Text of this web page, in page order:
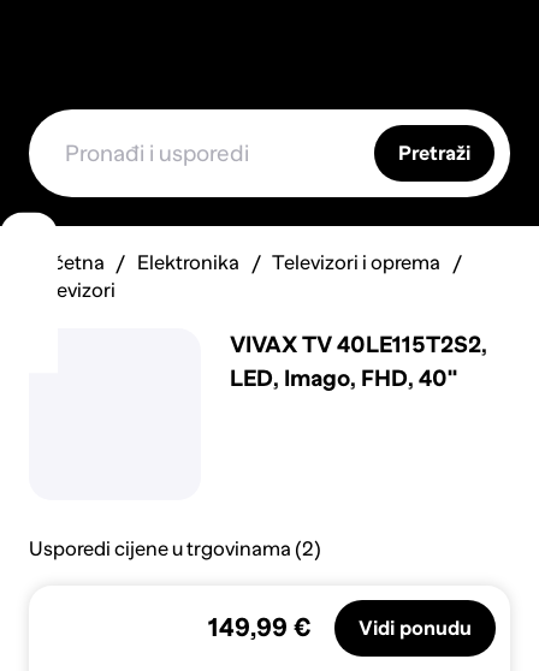
Pretraži
Početna Elektronika
Televizori i oprema
Televizori
VIVAX TV 40LE115T2S2,
LED, Imago, FHD, 40"
Usporedi cijene u trgovinama (2)
149,99 € Vidi ponudu